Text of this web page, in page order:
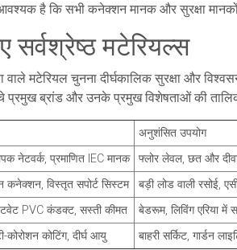
है कि सभी कनेक्शन मानक और सुरक्षा
सर्वश्रेष्ठ मटेरियल्स
वाले मटेरियल चुनना दीर्घकालिक सुरक्षा और
प्रमुख ब्रांड और उनके प्रमुख विशेषताओं की
अनुशंसित उपयोग
नेटवर्क, प्रमाणित IEC मानक
फ्लोर लेवल, छत और
विस्तृत सपोर्ट सिस्टम
बड़ी लोड वाली रसोई,
PVC कंडक्ट, सस्ती कीमत
बेडरूम, लिविंग एरिया में
कोरोशन कोटिंग, दीर्घ आयु बाहरी सर्किट, गार्डन